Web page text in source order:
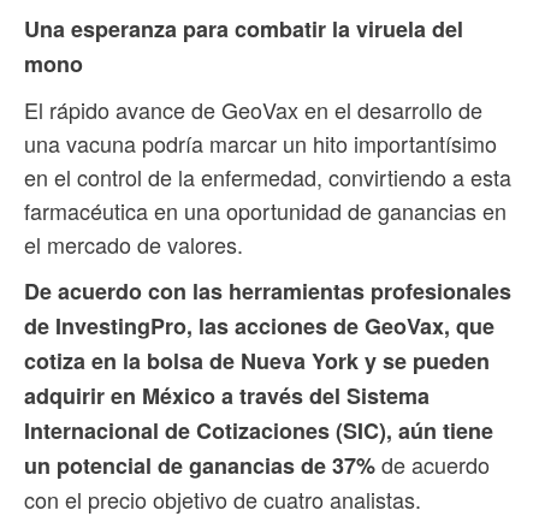
Una esperanza para combatir la viruela del
mono
El rápido avance de GeoVax en el desarrollo de
una vacuna podría marcar un hito importantísimo
en el control de la enfermedad, convirtiendo a esta
farmacéutica en una oportunidad de ganancias en
el mercado de valores.
De acuerdo con las herramientas profesionales
de InvestingPro, las acciones de GeoVax, que
cotiza en la bolsa de Nueva York y se pueden
adquirir en México a través del Sistema
Internacional de Cotizaciones (SIC), aún tiene
un potencial de ganancias de 37%de acuerdo
con el precio objetivo de cuatro analistas.